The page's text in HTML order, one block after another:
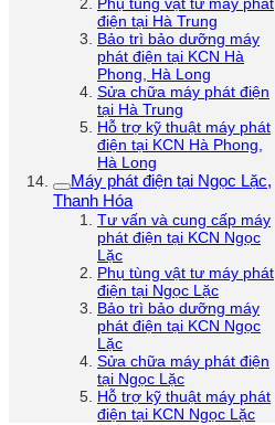
Phụ tùng vật tư máy phát
điện tại Hà Trung
Bảo trì bảo dưỡng máy
phát điện tại KCN Hà
Phong, Hà Long
Sửa chữa máy phát điện
tại Hà Trung
Hỗ trợ kỹ thuật máy phát
điện tại KCN Hà Phong,
Hà Long
Máy phát điện tại Ngọc Lặc,
Thanh Hóa
Tư vấn và cung cấp máy
phát điện tại KCN Ngọc
Lặc
Phụ tùng vật tư máy phát
điện tại Ngọc Lặc
Bảo trì bảo dưỡng máy
phát điện tại KCN Ngọc
Lặc
Sửa chữa máy phát điện
tại Ngọc Lặc
Hỗ trợ kỹ thuật máy phát
điện tại KCN Ngọc Lặc